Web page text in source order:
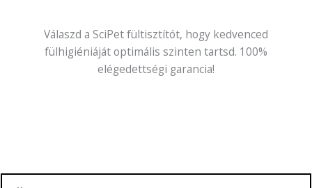
Válaszd a SciPet fültisztítót, hogy kedvenced
fülhigiéniáját optimális szinten tartsd. 100%
elégedettségi garancia!